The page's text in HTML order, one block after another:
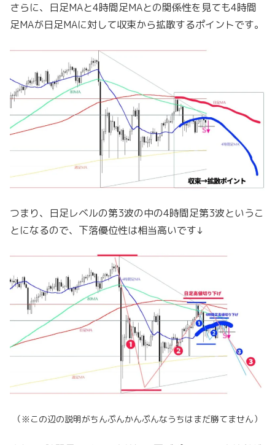
さらに、日足MAと4時間足MAとの関係性を見ても4時間
足MAが日足MAに対して収束から拡散するポイントです。
つまり、日足レベルの第3波の中の4時間足第3波というこ
とになるので、下落優位性は相当高いです↓
（※この辺の説明がちんぷんかんぷんなうちはまだ勝てません）